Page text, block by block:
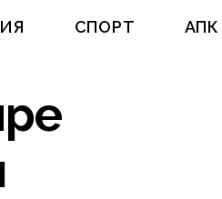
СПОРТ АПК